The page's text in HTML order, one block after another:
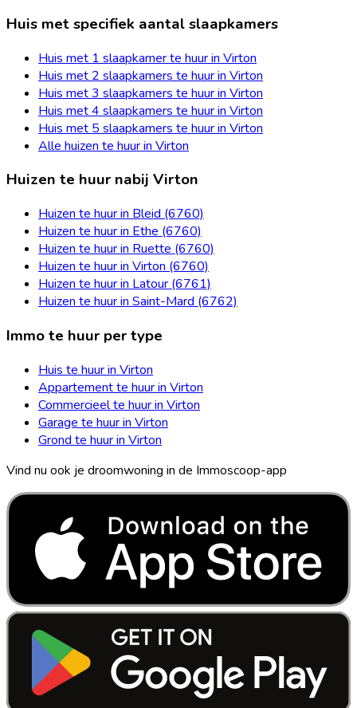
Huis met specifiek aantal slaapkamers
Huis met 1 slaapkamer te huur in Virton
Huis met 2 slaapkamers te huur in Virton
Huis met 3 slaapkamers te huur in Virton
Huis met 4 slaapkamers te huur in Virton
Huis met 5 slaapkamers te huur in Virton
Alle huizen te huur in Virton
Huizen te huur nabij Virton
Huizen te huur in Bleid (6760)
Huizen te huur in Ethe (6760)
Huizen te huur in Ruette (6760)
Huizen te huur in Virton (6760)
Huizen te huur in Latour (6761)
Huizen te huur in Saint-Mard (6762)
Immo te huur per type
Huis te huur in Virton
Appartement te huur in Virton
Commercieel te huur in Virton
Garage te huur in Virton
Grond te huur in Virton
Vind nu ook je droomwoning in de Immoscoop-app